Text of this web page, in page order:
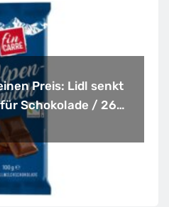
Preis: Lidl senkt
Schokolade / 26
bis zu 13 Prozent